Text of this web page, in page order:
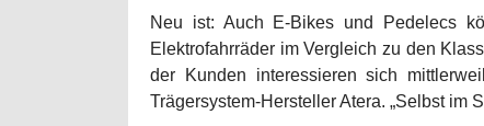
Neu ist: Auch E-Bikes und Pedelecs
Elektrofahrräder im Vergleich zu den
der Kunden interessieren sich
Trägersystem-Hersteller Atera. „Selbst im